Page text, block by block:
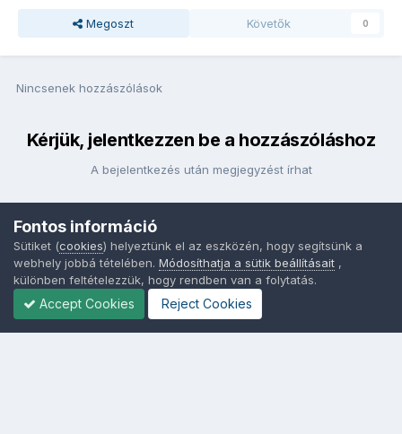
Megoszt Követők 0
Nincsenek hozzászólások
Kérjük, jelentkezzen be a hozzászóláshoz
A bejelentkezés után megjegyzést írhat
Fontos információ
Sütiket (cookies) helyeztünk el az eszközén, hogy segítsünk a
webhely jobbá tételében. Módosíthatja a sütik beállításait ,
különben feltételezzük, hogy rendben van a folytatás.
Accept Cookies Reject Cookies